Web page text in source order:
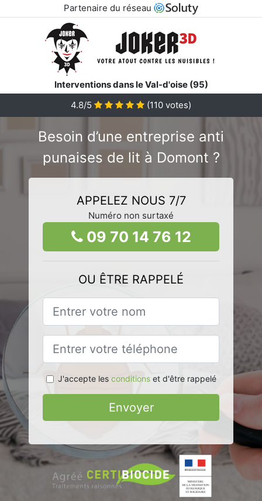
Partenaire du réseau
Interventions dans le Val-d'oise (95)
4.8/5
(110 votes)
Besoin d’une entreprise anti
punaises de lit à Domont ?
APPELEZ NOUS 7/7
Numéro non surtaxé
09 70 14 76 12
OU ÊTRE RAPPELÉ
J'accepte les conditionset d'être rappelé
Envoyer